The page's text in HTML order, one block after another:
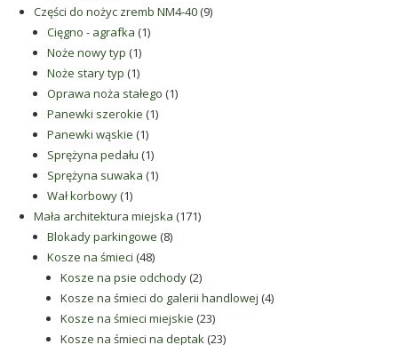
produkty
Części do nożyc zremb NM4-40 99
Cięgno - agrafka 11
Noże nowy typ 11
produkt
Noże stary typ 11
produkt
Oprawa noża stałego 11
Panewki szerokie 11
Panewki wąskie 11
produkt
Sprężyna pedału 11
produkt
Sprężyna suwaka 11
Wał korbowy 11
produkt
Mała architektura miejska 171171
Blokady parkingowe 88
Kosze na śmieci 4848
produktów
Kosze na psie odchody 22
produkty
Kosze na śmieci do galerii handlowej 44
Kosze na śmieci miejskie 2323
produkty
Kosze na śmieci na deptak 2323